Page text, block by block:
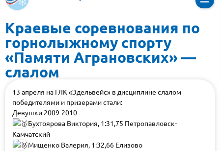
Краевые соревнования по
горнолыжному спорту
«Памяти Аграновских» —
слалом
13 апреля на ГЛК «Эдельвейс» в дисциплине слалом
победителями и призерами стали:
Девушки 2009-2010
Бухтоярова Виктория, 1:31,75 Петропавловск-
Камчатский
Мищенко Валерия, 1:32,66 Елизово